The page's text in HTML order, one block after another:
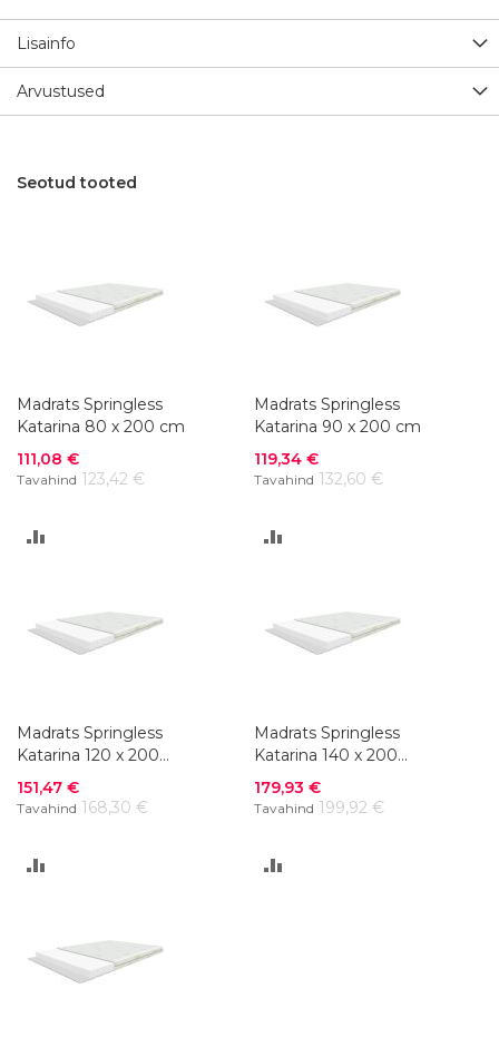
Lisainfo
Arvustused
Seotud tooted
Madrats Springless
Katarina 80 x 200 cm
Soodushind
111,08 €
Tavahind 123,42 €
Madrats Springless
Katarina 90 x 200 cm
Soodushind
119,34 €
Tavahind 132,60 €
Madrats Springless
Katarina 120 x 200
cm
Soodushind
151,47 €
Tavahind 168,30 €
Madrats Springless
Katarina 140 x 200
cm
Soodushind
179,93 €
Tavahind 199,92 €